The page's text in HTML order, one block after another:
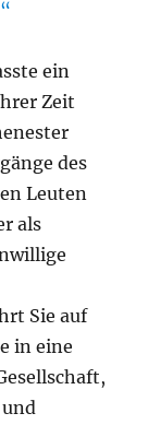
ein
Zeit
des
Leuten
als
Sie auf
in eine